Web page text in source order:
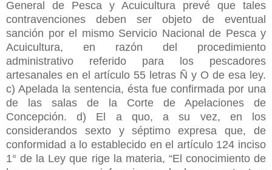
General de Pesca y Acuicultura prevé que tales
contravenciones deben ser objeto de eventual
sanción por el mismo Servicio Nacional de Pesca y
Acuicultura, en razón del procedimiento
administrativo referido para los pescadores
artesanales en el artículo 55 letras Ñ y O de esa ley.
c) Apelada la sentencia, ésta fue confirmada por una
de las salas de la Corte de Apelaciones de
Concepción. d) El a quo, a su vez, en los
considerandos sexto y séptimo expresa que, de
conformidad a lo establecido en el artículo 124 inciso
1° de la Ley que rige la materia, “El conocimiento de